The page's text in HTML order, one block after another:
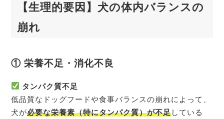
【生理的要因】犬の体内バランスの
崩れ
① 栄養不足・消化不良
タンパク質不足
低品質なドッグフードや食事バランスの崩れによって、
犬が必要な栄養素（特にタンパク質）が不足している